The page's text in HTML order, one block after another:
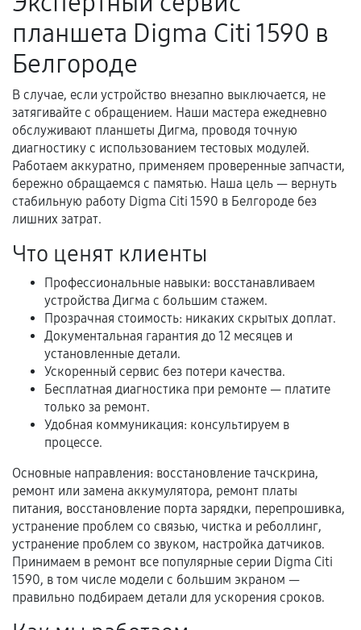
Поломка установленной детали при
нормальной эксплуатации в течение
гарантийного срока.
Несоответствие комплектующей заявленным
техническим характеристикам.
Документы для подтверждения
гарантии
Гарантийный талон.
услуг и сроком гарантии.
Документы на установленные комплектующие
и кассовый чек.
Расширенная гарантия
В некоторых случаях возможно оформление
расширенной гарантии. Стоимость, сроки и
условия продления согласовываются отдельно и
Когда гарантия не действует
Нарушение правил эксплуатации,
механические повреждения, попадание влаги,
перегрев, коррозия.
планшета Digma Citi 1590 в
Белгороде
В случае, если устройство внезапно выключается, не
затягивайте с обращением. Наши мастера ежедневно
обслуживают планшеты Дигма, проводя точную
диагностику с использованием тестовых модулей.
Работаем аккуратно, применяем проверенные запчасти,
бережно обращаемся с памятью. Наша цель — вернуть
стабильную работу Digma Citi 1590 в Белгороде без
лишних затрат.
Что ценят клиенты
Профессиональные навыки: восстанавливаем
устройства Дигма с большим стажем.
Прозрачная стоимость: никаких скрытых доплат.
Документальная гарантия до 12 месяцев и
установленные детали.
Ускоренный сервис без потери качества.
Бесплатная диагностика при ремонте — платите
только за ремонт.
Удобная коммуникация: консультируем в
процессе.
Основные направления: восстановление тачскрина,
ремонт или замена аккумулятора, ремонт платы
питания, восстановление порта зарядки, перепрошивка,
устранение проблем со связью, чистка и реболлинг,
устранение проблем со звуком, настройка датчиков.
Принимаем в ремонт все популярные серии Digma Citi
1590, в том числе модели с большим экраном —
правильно подбираем детали для ускорения сроков.